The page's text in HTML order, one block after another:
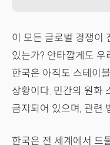
이 모든 글로벌 경쟁이
있는가? 안타깝게도 우
한국은 아직도 스테이
상황이다. 민간의 원화
금지되어 있으며, 관련
한국은 전 세계에서 드